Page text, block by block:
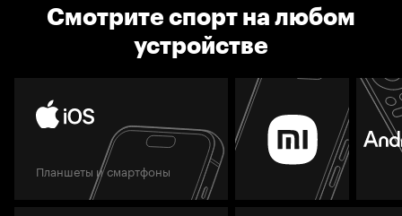
Смотрите спорт на любом
устройстве
Планшеты и смартфоны